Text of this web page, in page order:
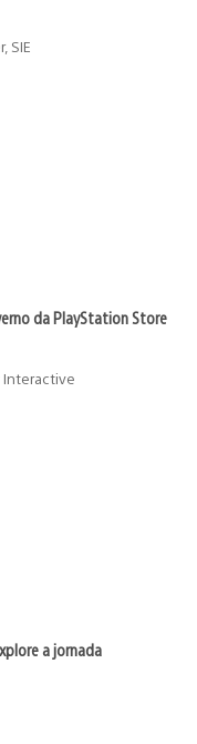
SIE
da PlayStation Store
Interactive
a jornada